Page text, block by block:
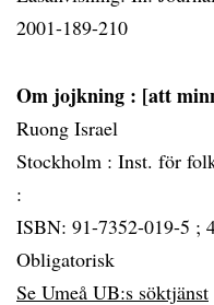
2001-189-210
Om jojkning : [att
Ruong Israel
Stockholm : Inst. för
:
ISBN: 91-7352-019-5 ;
Obligatorisk
Se Umeå UB:s söktjänst